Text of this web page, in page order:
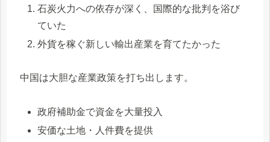
石炭火力への依存が深く、国際的な批判を浴び
ていた
外貨を稼ぐ新しい輸出産業を育てたかった
中国は大胆な産業政策を打ち出します。
政府補助金で資金を大量投入
安価な土地・人件費を提供